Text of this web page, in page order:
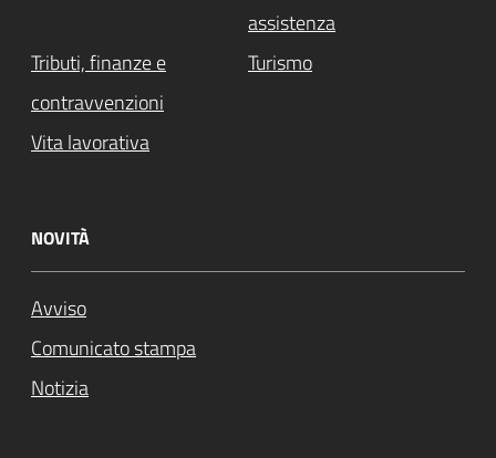
assistenza
Tributi, finanze e
contravvenzioni
Turismo
Vita lavorativa
NOVITÀ
Avviso
Comunicato stampa
Notizia